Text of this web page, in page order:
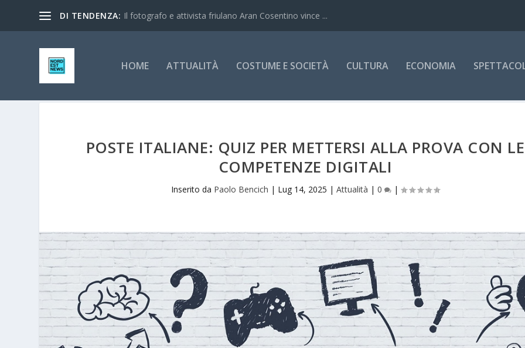
DI TENDENZA: Il fotografo e attivista friulano Aran Cosentino vince ...
HOME ATTUALITÀ COSTUME E SOCIETÀ CULTURA ECONOMIA
POSTE ITALIANE: QUIZ PER METTERSI ALLA PROVA CON LE
COMPETENZE DIGITALI
Inserito da Paolo Bencich | Lug 14, 2025 | Attualità | 0 |